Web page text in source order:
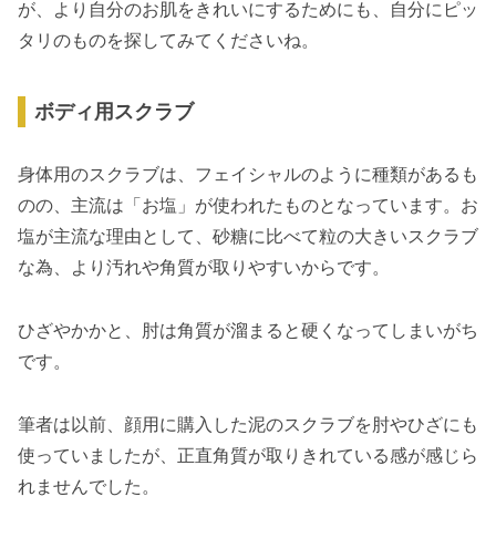
が、より自分のお肌をきれいにするためにも、自分にピッ
タリのものを探してみてくださいね。
ボディ用スクラブ
身体用のスクラブは、フェイシャルのように種類があるも
のの、主流は「お塩」が使われたものとなっています。お
塩が主流な理由として、砂糖に比べて粒の大きいスクラブ
な為、より汚れや角質が取りやすいからです。
ひざやかかと、肘は角質が溜まると硬くなってしまいがち
です。
筆者は以前、顔用に購入した泥のスクラブを肘やひざにも
使っていましたが、正直角質が取りきれている感が感じら
れませんでした。